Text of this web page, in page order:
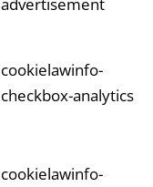
cookielawinfo-
checkbox-analytics
cookielawinfo-